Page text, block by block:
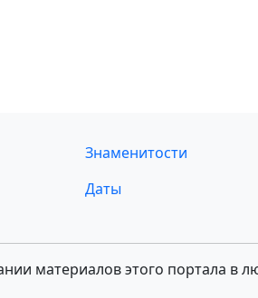
Знаменитости
Даты
материалов этого портала в